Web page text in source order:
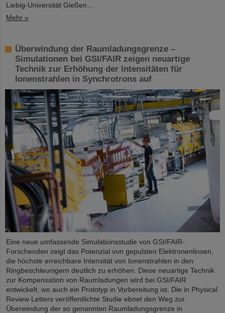
Liebig-Universität Gießen…
Mehr »
Überwindung der Raumladungsgrenze –
Simulationen bei GSI/FAIR zeigen neuartige
Technik zur Erhöhung der Intensitäten für
Ionenstrahlen in Synchrotrons auf
Eine neue umfassende Simulationsstudie von GSI/FAIR-
Forschenden zeigt das Potenzial von gepulsten Elektronenlinsen,
die höchste erreichbare Intensität von Ionenstrahlen in den
Ringbeschleunigern deutlich zu erhöhen. Diese neuartige Technik
zur Kompensation von Raumladungen wird bei GSI/FAIR
entwickelt, wo auch ein Prototyp in Vorbereitung ist. Die in Physical
Review Letters veröffentlichte Studie ebnet den Weg zur
Überwindung der so genannten Raumladungsgrenze in